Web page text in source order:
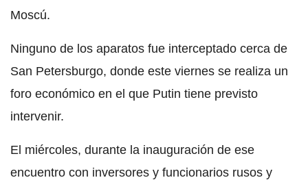
Moscú.
Ninguno de los aparatos fue interceptado cerca de
San Petersburgo, donde este viernes se realiza un
foro económico en el que Putin tiene previsto
intervenir.
El miércoles, durante la inauguración de ese
encuentro con inversores y funcionarios rusos y